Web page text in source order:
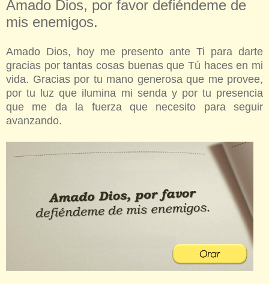
Amado Dios, por favor defiéndeme de
mis enemigos.
Amado Dios, hoy me presento ante Ti para darte
gracias por tantas cosas buenas que Tú haces en mi
vida. Gracias por tu mano generosa que me provee,
por tu luz que ilumina mi senda y por tu presencia
que me da la fuerza que necesito para seguir
avanzando.